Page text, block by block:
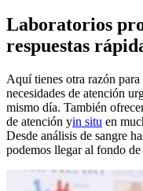
Laboratorios
respuestas
Aquí tienes otra razón
necesidades de atención
mismo día. También
de atención yin situ en
Desde análisis de sangre
podemos llegar al fondo